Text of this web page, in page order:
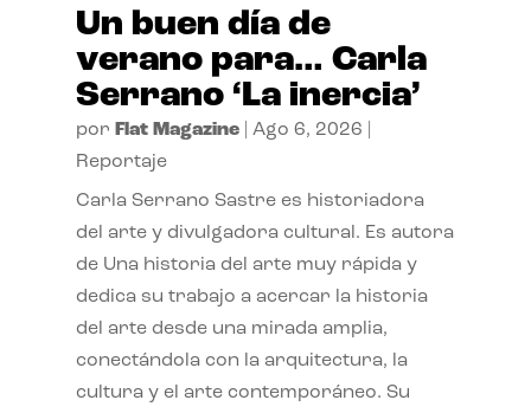
Un buen día de
verano para… Carla
Serrano ‘La inercia’
por Flat Magazine| Ago 6, 2026
Reportaje
Carla Serrano Sastre es historiadora
del arte y divulgadora cultural. Es autora
de Una historia del arte muy rápida y
dedica su trabajo a acercar la historia
del arte desde una mirada amplia,
conectándola con la arquitectura, la
cultura y el arte contemporáneo. Su